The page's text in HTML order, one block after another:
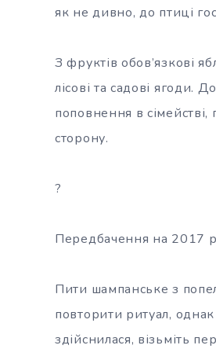
як не дивно, до птиці
З фруктів обов’язкові
лісові та садові ягоди.
поповнення в
сторону.
?
Передбачення на 2017
Пити шампанське з
повторити ритуал,
здійснилася, візьміть